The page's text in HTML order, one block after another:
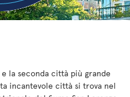
la seconda città più grande
incantevole città si trova nel